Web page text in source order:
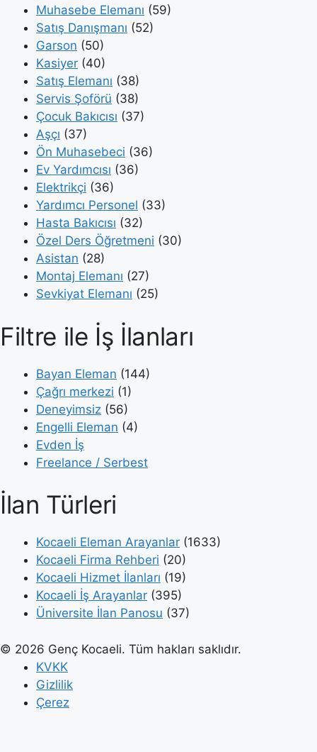
Muhasebe Elemanı (59)
Satış Danışmanı (52)
Garson (50)
Kasiyer (40)
Satış Elemanı (38)
Servis Şoförü (38)
Çocuk Bakıcısı (37)
Aşçı (37)
Ön Muhasebeci (36)
Ev Yardımcısı (36)
Elektrikçi (36)
Yardımcı Personel (33)
Hasta Bakıcısı (32)
Özel Ders Öğretmeni (30)
Asistan (28)
Montaj Elemanı (27)
Sevkiyat Elemanı (25)
Filtre ile İş İlanları
Bayan Eleman (144)
Çağrı merkezi (1)
Deneyimsiz (56)
Engelli Eleman (4)
Evden İş
Freelance / Serbest
İlan Türleri
Kocaeli Eleman Arayanlar (1633)
Kocaeli Firma Rehberi (20)
Kocaeli Hizmet İlanları (19)
Kocaeli İş Arayanlar (395)
Üniversite İlan Panosu (37)
© 2026 Genç Kocaeli. Tüm hakları saklıdır.
KVKK
Gizlilik
Çerez